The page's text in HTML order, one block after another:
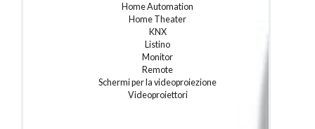
Home Automation
Home Theater
KNX
Listino
Monitor
Remote
Schermi per la videoproiezione
Videoproiettori